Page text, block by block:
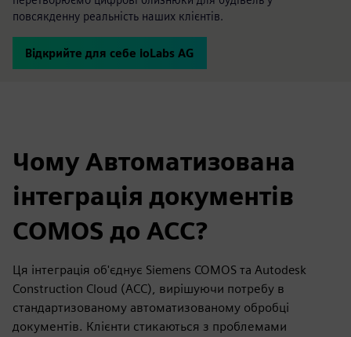
повсякденну реальність наших клієнтів.
Відкрийте для себе ioLabs AG
Чому Автоматизована
інтеграція документів
COMOS до ACC?
Ця інтеграція об'єднує Siemens COMOS та Autodesk
Construction Cloud (ACC), вирішуючи потребу в
стандартизованому автоматизованому обробці
документів. Клієнти стикаються з проблемами